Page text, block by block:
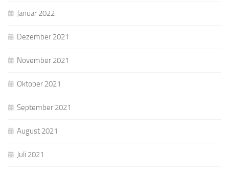
Januar 2022
Dezember 2021
November 2021
Oktober 2021
September 2021
August 2021
Juli 2021